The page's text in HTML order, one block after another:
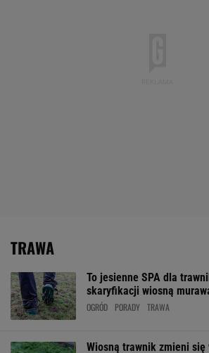
TRAWA
To jesienne SPA dla
skaryfikacji wiosną
OGRÓD PORADY TRAWA
Wiosną trawnik zmieni się